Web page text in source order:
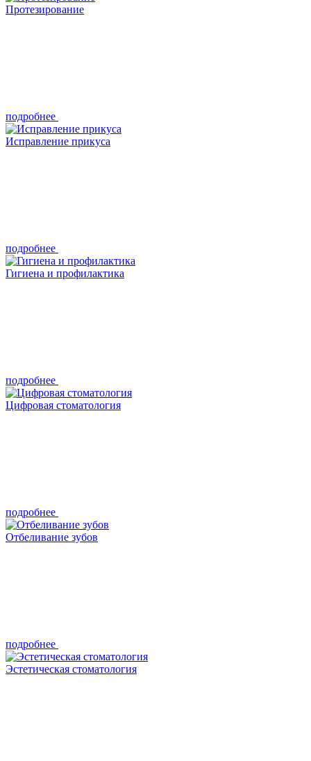
Протезирование
подробнее
Исправление прикуса
подробнее
Гигиена и профилактика
подробнее
Цифровая стоматология
подробнее
Отбеливание зубов
подробнее
Эстетическая стоматология